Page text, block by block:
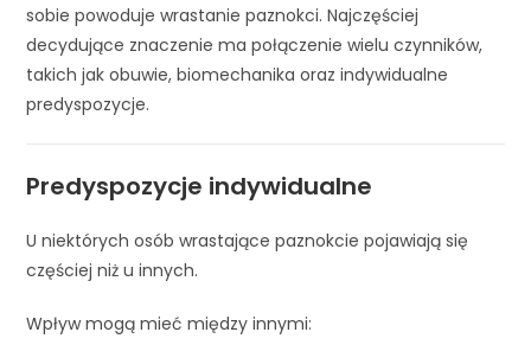
sobie powoduje wrastanie paznokci. Najczęściej
decydujące znaczenie ma połączenie wielu czynników,
takich jak obuwie, biomechanika oraz indywidualne
predyspozycje.
Predyspozycje indywidualne
U niektórych osób wrastające paznokcie pojawiają się
częściej niż u innych.
Wpływ mogą mieć między innymi: